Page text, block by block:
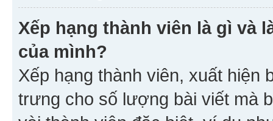
Xếp hạng thành viên là gì và
của mình?
Xếp hạng thành viên, xuất
trưng cho số lượng bài viết mà